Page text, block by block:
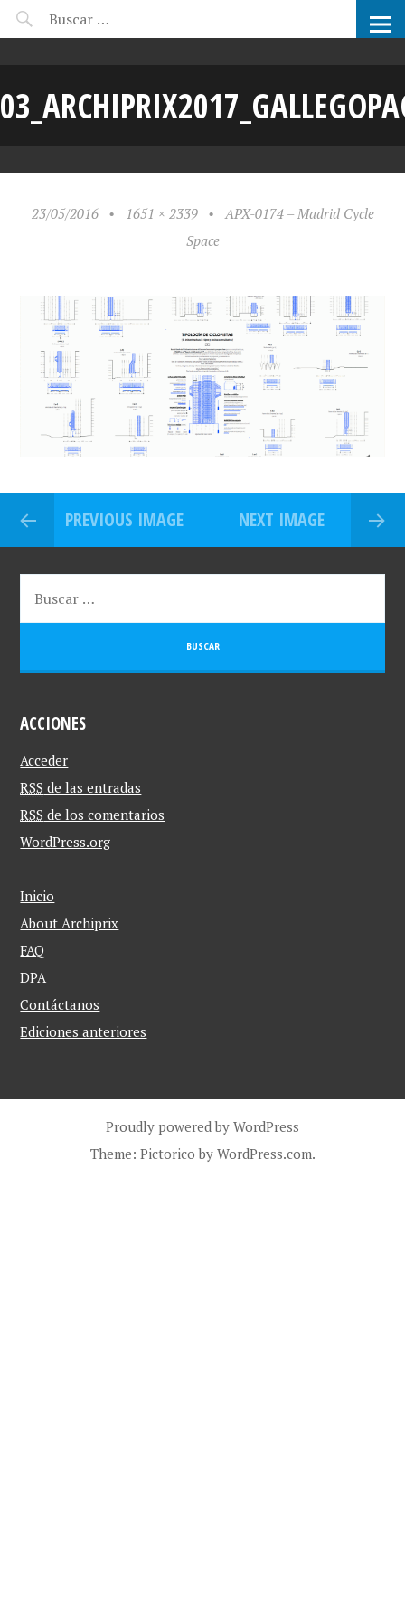
CANDIDATOS ARCHIPRIX
23/05/2016 • 1651 × 2339 •
APX-0174 – Madrid Cycle
Space
PREVIOUS IMAGE NEXT IMAGE
ACCIONES
Acceder
RSS de las entradas
RSS de los comentarios
WordPress.org
Inicio
About Archiprix
FAQ
DPA
Contáctanos
Ediciones anteriores
Proudly powered by WordPress
Theme: Pictorico by WordPress.com.